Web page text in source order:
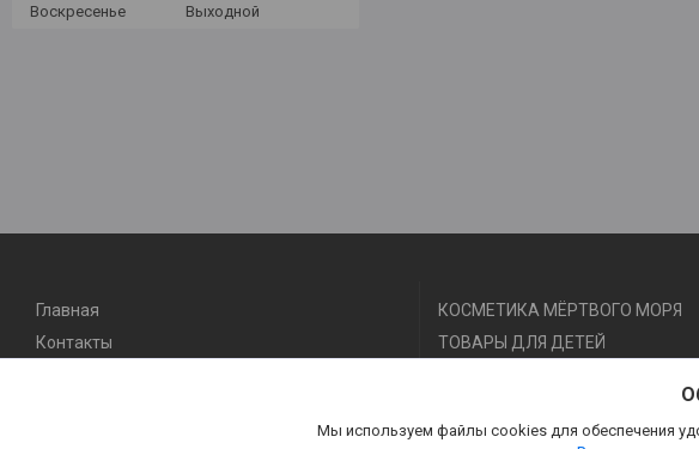
Воскресенье
Выходной
Главная
Контакты
КОСМЕТИКА МЁРТВОГО МОРЯ
ТОВАРЫ ДЛЯ ДЕТЕЙ
ТОВАРЫ ДЛЯ КРАСОТЫ И
Мы используем файлы cookies для обеспечения